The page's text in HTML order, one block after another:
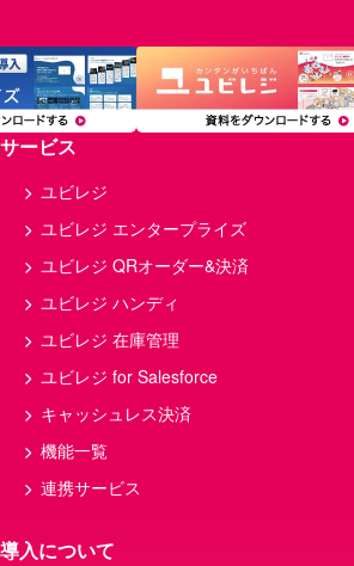
サービス
ユビレジ
ユビレジ エンタープライズ
ユビレジ QRオーダー&決済
ユビレジ ハンディ
ユビレジ 在庫管理
ユビレジ for Salesforce
キャッシュレス決済
機能一覧
連携サービス
導入について